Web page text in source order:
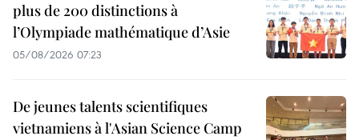
plus de 200 distinctions à
l’Olympiade mathématique d’Asie
05/08/2026 07:23
De jeunes talents scientifiques
vietnamiens à l'Asian Science Camp